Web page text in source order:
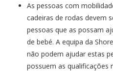
As pessoas com
cadeiras de rodas devem
pessoas que as possam
de bebé. A equipa da
não podem ajudar estas
possuem as qualificações